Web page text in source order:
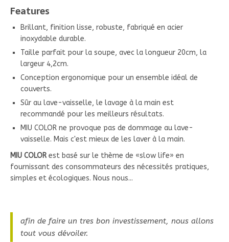
Features
Brillant, finition lisse, robuste, fabriqué en acier
inoxydable durable.
Taille parfait pour la soupe, avec la longueur 20cm, la
largeur 4,2cm.
Conception ergonomique pour un ensemble idéal de
couverts.
Sûr au lave-vaisselle, le lavage à la main est
recommandé pour les meilleurs résultats.
MIU COLOR ne provoque pas de dommage au lave-
vaisselle. Mais c'est mieux de les laver à la main.
MIU COLOR est basé sur le thème de «slow life» en
fournissant des consommateurs des nécessités pratiques,
simples et écologiques. Nous nous...
afin de faire un tres bon investissement, nous allons
tout vous dévoiler.